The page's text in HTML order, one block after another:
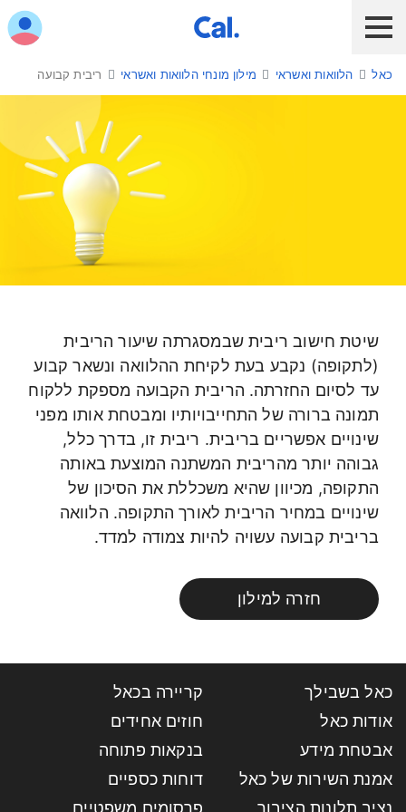
לקוח כאל לקוח Diners Club כאל לעסקים
כרטיס חדש
כאל בשבילך
כאל הלוואות ואשראי מילון מונחי הלוואות ואשראי ריבית קבועה
שיטת חישוב ריבית שבמסגרתה שיעור הריבית
(לתקופה) נקבע בעת לקיחת ההלוואה ונשאר קבוע
עד לסיום החזרתה. הריבית הקבועה מספקת ללקוח
תמונה ברורה של התחייבויותיו ומבטחת אותו מפני
שינויים אפשריים בריבית. ריבית זו, בדרך כלל,
גבוהה יותר מהריבית המשתנה המוצעת באותה
התקופה, מכיוון שהיא משכללת את הסיכון של
שינויים במחיר הריבית לאורך התקופה. הלוואה
בריבית קבועה עשויה להיות צמודה למדד.
חזרה למילון
כאל בשבילך
קריירה בכאל
אודות כאל
חוזים אחידים
אבטחת מידע
בנקאות פתוחה
אמנת השירות של כאל
דוחות כספיים
נציב תלונות הציבור
פרסומים משפטיים